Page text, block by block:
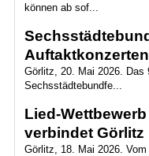
können ab sof...
Görlitz, 20. Mai 2026. Das
Sechsstädtebundfe...
Lied-
verbindet Görlitz
Görlitz, 18. Mai 2026.